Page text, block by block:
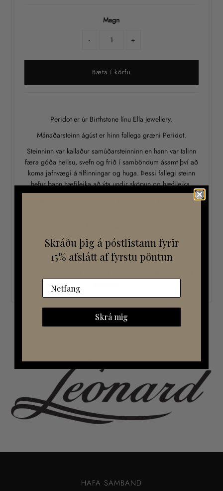
Magn
-
+
Peridot er úr Birthstone línu Ella Jewellery.
Mánaðarsteinn ágúst er hinn fallega græni Peridot.
Steinninn var kallaður samúðarsteinninn en hann var talinn
færa góða heilsu, svefn og frið í samböndum ásamt því að
koma jafnvægi á tilfinningar og huga. Þessi fallegi steinn
hefur þann hæfileika að ýta undir sköpun og hæfileika.
Steinarnir í eyrnalokkunum eru sirkonsteinar sem líkja eftir
HAFA SAMBAND
Skráðu þig á póstlistann fyrir
15% afslátt af fyrstu pöntun
Skrá mig